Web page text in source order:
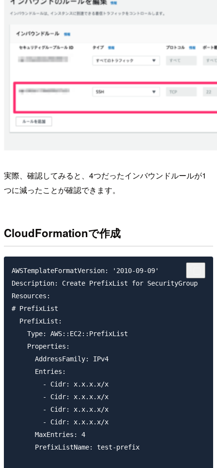
実際、確認してみると、4つだったインバウンドルールが1
つに減ったことが確認できます。
CloudFormationで作成
AWSTemplateFormatVersion: '2010-09-09'
Description: Create PrefixList for SecurityGroup
Resources:
# PrefixList
  PrefixList:
    Type: AWS::EC2::PrefixList
    Properties:
      AddressFamily: IPv4
      Entries:
        - Cidr: x.x.x.x/x
        - Cidr: x.x.x.x/x
        - Cidr: x.x.x.x/x
        - Cidr: x.x.x.x/x
      MaxEntries: 4
      PrefixListName: test-prefix